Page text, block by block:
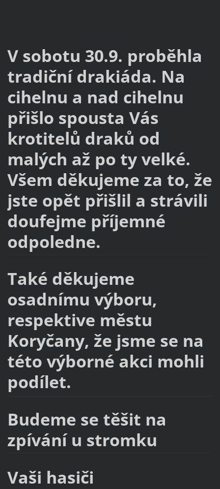
V sobotu 30.9. proběhla
tradiční drakiáda. Na
cihelnu a nad cihelnu
přišlo spousta Vás
krotitelů draků od
malých až po ty velké.
Všem děkujeme za to, že
jste opět přišlil a strávili
doufejme příjemné
odpoledne.
Také děkujeme
osadnímu výboru,
respektive městu
Koryčany, že jsme se na
této výborné akci mohli
podílet.
Budeme se těšit na
zpívání u stromku
Vaši hasiči